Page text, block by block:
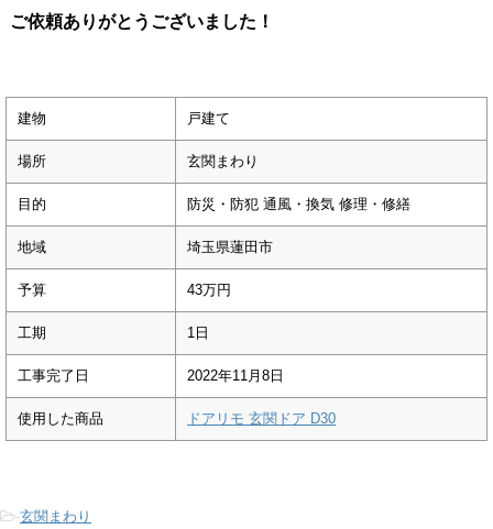
ご依頼ありがとうございました！
建物 戸建て
場所 玄関まわり
目的 防災・防犯 通風・換気 修理・修繕
地域 埼玉県蓮田市
予算 43万円
工期 1日
工事完了日 2022年11月8日
使用した商品 ドアリモ 玄関ドア D30
-玄関まわり